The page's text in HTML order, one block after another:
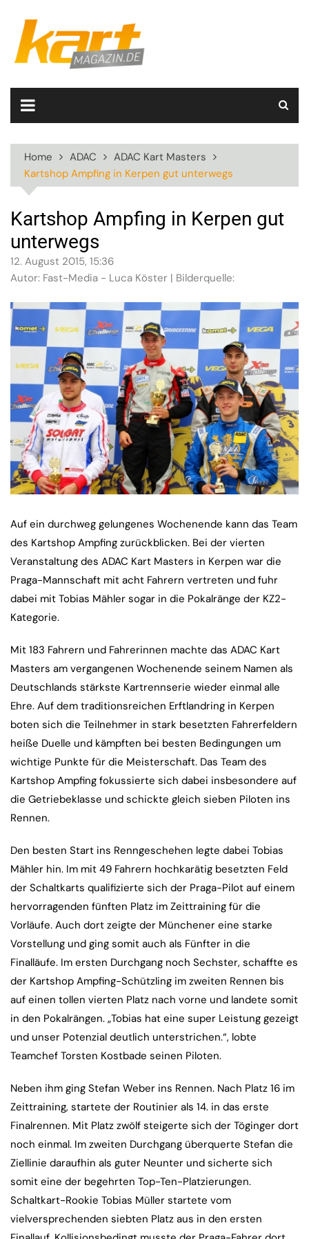
content
Home ADAC
ADAC Kart Masters
Kartshop Ampfing in Kerpen gut unterwegs
Kartshop Ampfing in Kerpen gut
unterwegs
12. August 2015, 15:36
Autor: Fast-Media - Luca Köster | Bilderquelle:
Auf ein durchweg gelungenes Wochenende kann das Team
des Kartshop Ampfing zurückblicken. Bei der vierten
Veranstaltung des ADAC Kart Masters in Kerpen war die
Praga-Mannschaft mit acht Fahrern vertreten und fuhr
dabei mit Tobias Mähler sogar in die Pokalränge der KZ2-
Kategorie.
Mit 183 Fahrern und Fahrerinnen machte das ADAC Kart
Masters am vergangenen Wochenende seinem Namen als
Deutschlands stärkste Kartrennserie wieder einmal alle
Ehre. Auf dem traditionsreichen Erftlandring in Kerpen
boten sich die Teilnehmer in stark besetzten Fahrerfeldern
heiße Duelle und kämpften bei besten Bedingungen um
wichtige Punkte für die Meisterschaft. Das Team des
Kartshop Ampfing fokussierte sich dabei insbesondere auf
die Getriebeklasse und schickte gleich sieben Piloten ins
Rennen.
Den besten Start ins Renngeschehen legte dabei Tobias
Mähler hin. Im mit 49 Fahrern hochkarätig besetzten Feld
der Schaltkarts qualifizierte sich der Praga-Pilot auf einem
hervorragenden fünften Platz im Zeittraining für die
Vorläufe. Auch dort zeigte der Münchener eine starke
Vorstellung und ging somit auch als Fünfter in die
Finalläufe. Im ersten Durchgang noch Sechster, schaffte es
der Kartshop Ampfing-Schützling im zweiten Rennen bis
auf einen tollen vierten Platz nach vorne und landete somit
in den Pokalrängen. „Tobias hat eine super Leistung gezeigt
und unser Potenzial deutlich unterstrichen.“, lobte
Teamchef Torsten Kostbade seinen Piloten.
Neben ihm ging Stefan Weber ins Rennen. Nach Platz 16 im
Zeittraining, startete der Routinier als 14. in das erste
Finalrennen. Mit Platz zwölf steigerte sich der Töginger dort
noch einmal. Im zweiten Durchgang überquerte Stefan die
Ziellinie daraufhin als guter Neunter und sicherte sich
somit eine der begehrten Top-Ten-Platzierungen.
Schaltkart-Rookie Tobias Müller startete vom
vielversprechenden siebten Platz aus in den ersten